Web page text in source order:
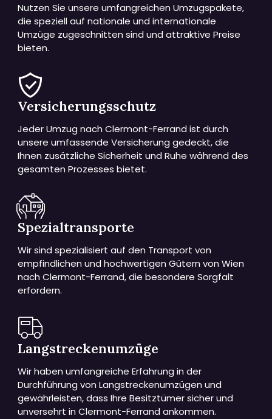
Nutzen Sie unsere umfangreichen Umzugspakete,
die speziell auf nationale und internationale
Umzüge zugeschnitten sind und attraktive Preise
bieten.
Versicherungsschutz
Jeder Umzug nach Clermont-Ferrand ist durch
unsere umfassende Versicherung gedeckt, die
Ihnen zusätzliche Sicherheit und Ruhe während des
gesamten Prozesses bietet.
Spezialtransporte
Wir sind spezialisiert auf den Transport von
empfindlichen und hochwertigen Gütern von Wien
nach Clermont-Ferrand, die besondere Sorgfalt
erfordern.
Langstreckenumzüge
Wir haben umfangreiche Erfahrung in der
Durchführung von Langstreckenumzügen und
gewährleisten, dass Ihre Besitztümer sicher und
unversehrt in Clermont-Ferrand ankommen.